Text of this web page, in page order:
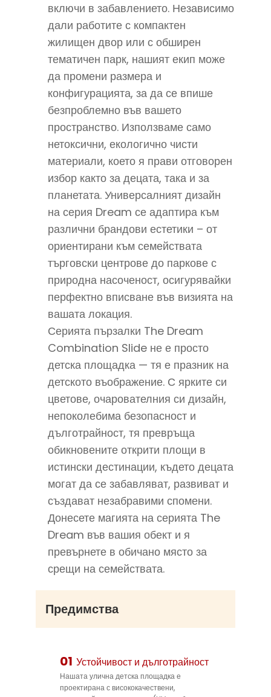
включи в забавлението. Независимо
дали работите с компактен
жилищен двор или с обширен
тематичен парк, нашият екип може
да промени размера и
конфигурацията, за да се впише
безпроблемно във вашето
пространство. Използваме само
нетоксични, екологично чисти
материали, което я прави отговорен
избор както за децата, така и за
планетата. Универсалният дизайн
на серия Dream се адаптира към
различни брандови естетики – от
ориентирани към семействата
търговски центрове до паркове с
природна насоченост, осигурявайки
перфектно вписване във визията на
вашата локация.
Серията пързалки The Dream
Combination Slide не е просто
детска площадка — тя е празник на
детското въображение. С ярките си
цветове, очарователния си дизайн,
непоколебима безопасност и
дълготрайност, тя превръща
обикновените открити площи в
истински дестинации, където децата
могат да се забавляват, развиват и
създават незабравими спомени.
Донесете магията на серията The
Dream във вашия обект и я
превърнете в обичано място за
срещи на семействата.
Предимства
01 Устойчивост и дълготрайност
Нашата улична детска площадка е
проектирана с висококачествени,